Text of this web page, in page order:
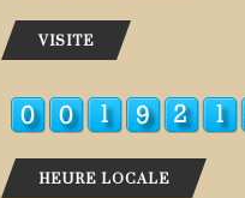
VISITE
HEURE LOCALE